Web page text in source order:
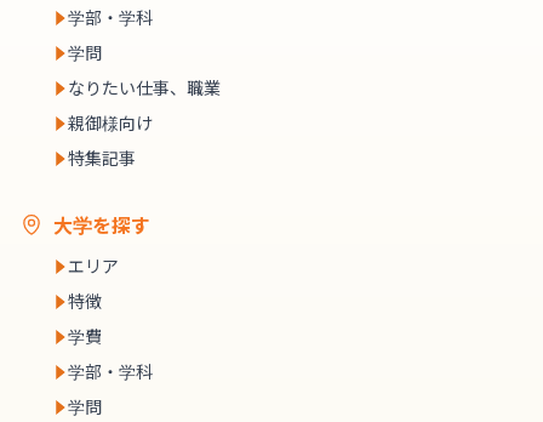
学部・学科
学問
なりたい仕事、職業
親御様向け
特集記事
大学を探す
エリア
特徴
学費
学部・学科
学問